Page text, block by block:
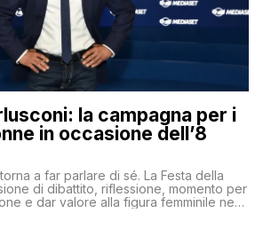
la campagna per i
in occasione dell’8
a far parlare di sé. La Festa della
di dibattito, riflessione, momento per
e dar valore alla figura femminile nella
A lanciare un messaggio “forte e